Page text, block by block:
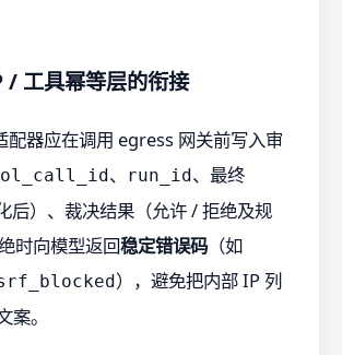
/ 工具幂等层的衔接
配器应在调用 egress 网关前写入审
、 run_id 、最终
后）、裁决结果（允许 / 拒绝及规
时向模型返回稳定错误码 （如
），避免把内部 IP 列
案。